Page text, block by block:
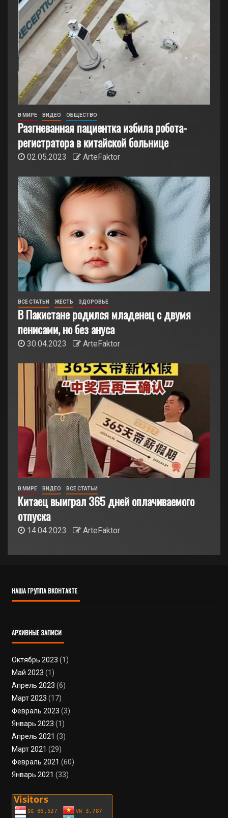
В МИРЕ ВИДЕО ОБЩЕСТВО
Разгневанная пациентка избила робота-
регистратора в китайской больнице
02.05.2023 ArteFaktor
ВСЕ СТАТЬИ ЖЕСТЬ ЗДОРОВЬЕ
В Пакистане родился младенец с двумя
пенисами, но без ануса
30.04.2023 ArteFaktor
В МИРЕ ВИДЕО ВСЕ СТАТЬИ
Китаец выиграл 365 дней оплачиваемого
отпуска
14.04.2023 ArteFaktor
НАША ГРУППА ВКОНТАКТЕ
АРХИВНЫЕ ЗАПИСИ
Октябрь 2023 (1)
Май 2023 (1)
Апрель 2023 (6)
Март 2023 (17)
Февраль 2023 (3)
Январь 2023 (1)
Апрель 2021 (3)
Март 2021 (29)
Февраль 2021 (60)
Январь 2021 (33)